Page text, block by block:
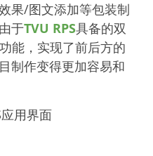
果/图文添加等包装制
于TVU RPS具备的双
能，实现了前后方的
制作变得更加容易和